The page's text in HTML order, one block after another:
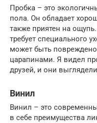
Пробка – это
пола. Он обладает
также приятен на
требует специального
может быть
царапинами. Я видел
друзей, и они
Винил
Винил – это
в себе преимущества